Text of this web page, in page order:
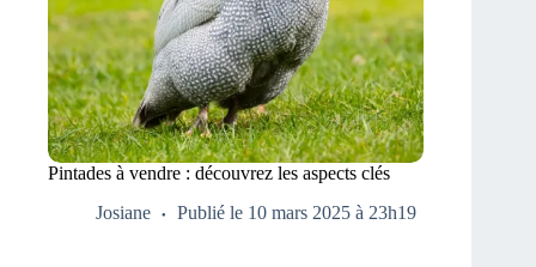
Pintades à vendre : découvrez les aspects clés
Josiane
Publié le 10 mars 2025 à 23h19